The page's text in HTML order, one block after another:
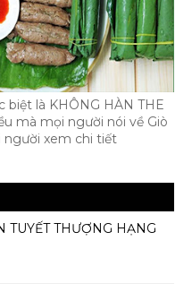
biệt là KHÔNG HÀN THE
mà mọi người nói về Giò
xem chi tiết
TUYẾT THƯỢNG HẠNG